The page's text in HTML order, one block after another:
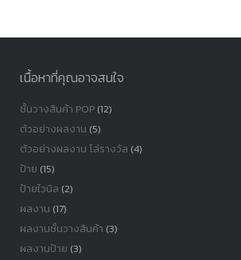
เนื้อหาที่คุณอาจสนใจ
ชั้นวางสินค้า POP(12)
ตัวอย่างผลงาน (5)
ตัวอย่างผลงาน โล่รางวัล (4)
ป้าย (15)
ป้ายไวนิล (2)
ผลงาน (17)
ผลงานชั้นวางสินค้า (3)
ผลงานป้าย (3)